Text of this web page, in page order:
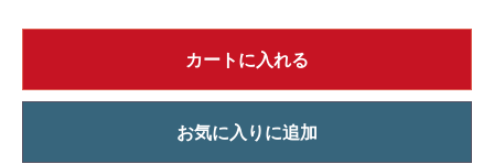
カートに入れる
お気に入りに追加